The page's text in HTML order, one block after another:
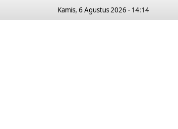
Kamis, 6 Agustus 2026 - 14:14